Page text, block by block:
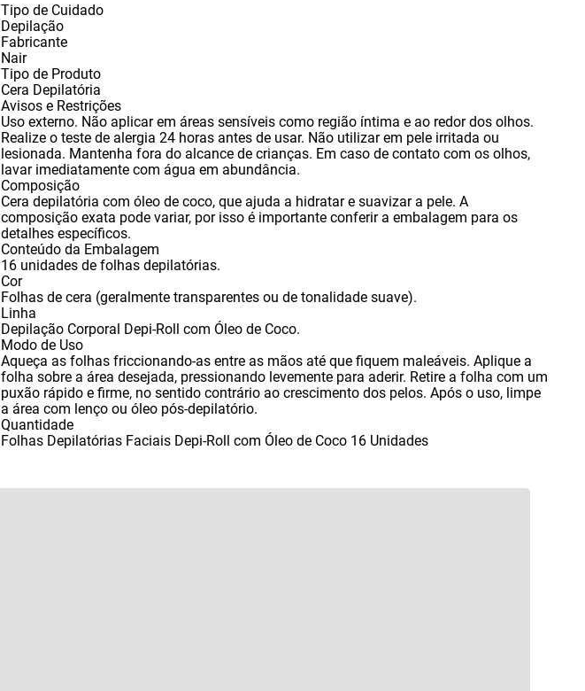
Tipo de Cuidado
Depilação
Fabricante
Nair
Tipo de Produto
Cera Depilatória
Avisos e Restrições
Uso externo. Não aplicar em áreas sensíveis como região íntima e ao redor dos olhos.
Realize o teste de alergia 24 horas antes de usar. Não utilizar em pele irritada ou
lesionada. Mantenha fora do alcance de crianças. Em caso de contato com os olhos,
lavar imediatamente com água em abundância.
Composição
Cera depilatória com óleo de coco, que ajuda a hidratar e suavizar a pele. A
composição exata pode variar, por isso é importante conferir a embalagem para os
detalhes específicos.
Conteúdo da Embalagem
16 unidades de folhas depilatórias.
Cor
Folhas de cera (geralmente transparentes ou de tonalidade suave).
Linha
Depilação Corporal Depi-Roll com Óleo de Coco.
Modo de Uso
Aqueça as folhas friccionando-as entre as mãos até que fiquem maleáveis. Aplique a
folha sobre a área desejada, pressionando levemente para aderir. Retire a folha com um
puxão rápido e firme, no sentido contrário ao crescimento dos pelos. Após o uso, limpe
a área com lenço ou óleo pós-depilatório.
Quantidade
Folhas Depilatórias Faciais Depi-Roll com Óleo de Coco 16 Unidades